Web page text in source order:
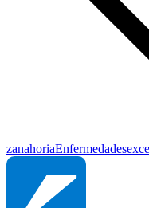
zanahoriaEnfermedades